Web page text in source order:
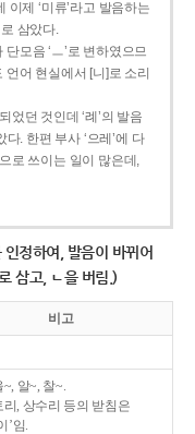
이제 ‘미류’라고 발음하는
삼았다.
단모음 ‘ㅡ’로 변하였으므
언어 현실에서 [니]로 소리
었던 것인데 ‘례’의 발음
다. 한편 부사 ‘으레’에 다
로 쓰이는 일이 많은데,
정하여, 발음이 바뀌어
삼고, ㄴ을 버림.)
비고
~, 알~, 찰~.
리, 상수리 등의 받침은
’임.